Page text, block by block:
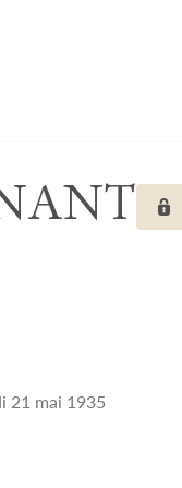
21 mai 1935